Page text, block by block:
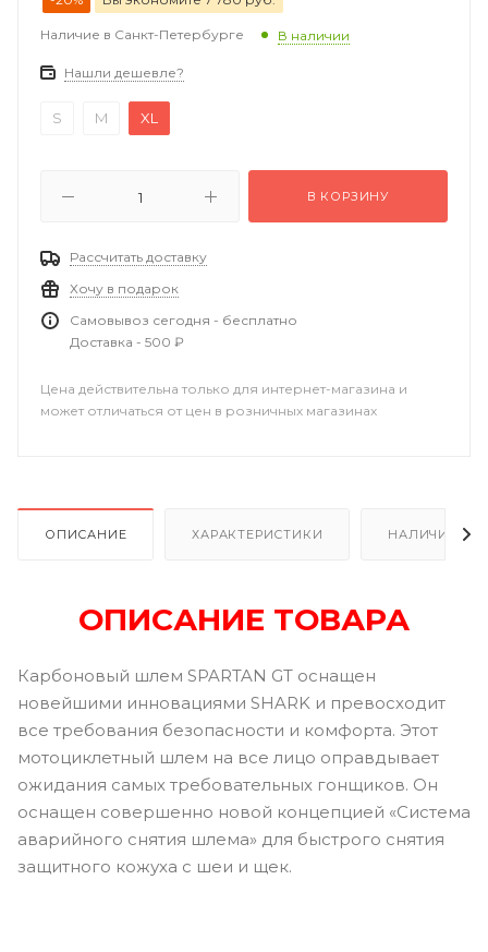
Наличие в Санкт-Петербурге В наличии
Нашли дешевле?
S M XL
В КОРЗИНУ
Рассчитать доставку
Хочу в подарок
Самовывоз сегодня - бесплатно
Доставка - 500 ₽
Цена действительна только для интернет-магазина и
может отличаться от цен в розничных магазинах
ОПИСАНИЕ ХАРАКТЕРИСТИКИ НАЛИЧИЕ В
ОПИСАНИЕ ТОВАРА
Карбоновый шлем SPARTAN GT оснащен
новейшими инновациями SHARK и превосходит
все требования безопасности и комфорта. Этот
мотоциклетный шлем на все лицо оправдывает
ожидания самых требовательных гонщиков. Он
оснащен совершенно новой концепцией «Система
аварийного снятия шлема» для быстрого снятия
защитного кожуха с шеи и щек.